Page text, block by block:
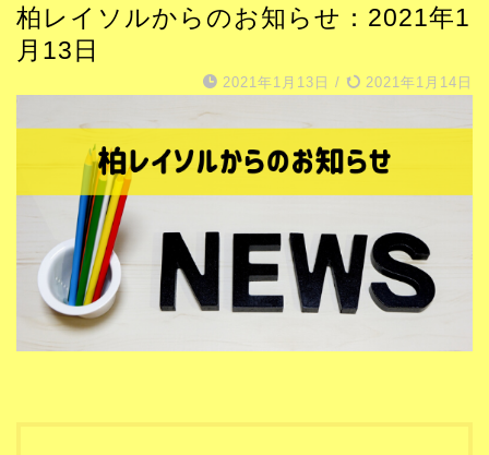
柏レイソルからのお知らせ：2021年1
月13日
2021年1月13日 / 2021年1月14日